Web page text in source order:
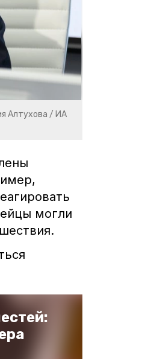
Алтухова / ИА
могли